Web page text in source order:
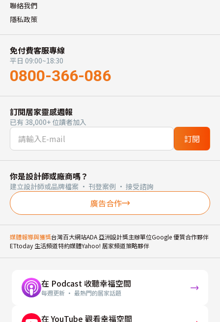
聯絡我們
隱私政策
免付費客服專線
平日 09:00~18:30
0800-366-086
訂閱居家靈感週報
已有 38,000+ 位讀者加入
訂閱
你是設計師或廠商嗎？
建立設計師或品牌檔案 · 刊登案例 · 接受諮詢
廣告合作
媒體報導與獲獎台灣百大網站ADA 亞洲設計獎主辦單位Google 優質合作夥伴
ETtoday 生活頻道特約媒體Yahoo! 居家頻道策略夥伴
在 Podcast 收聽幸福空間
每週更新 · 最熱門的居家話題
在 YouTube 觀看幸福空間